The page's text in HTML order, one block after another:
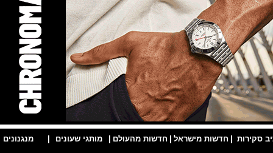
| חדשות מישראל | חדשות מהעולם | מותגי שעונים | מנגנונים |